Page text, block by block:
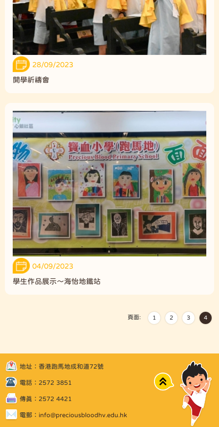
28/09/2023
開學祈禱會
04/09/2023
學生作品展示～海怡地鐵站
頁面: 1 2 3 4
地址：香港跑馬地成和道72號
電話：2572 3851
傳真：2572 4421
電郵： info@preciousbloodhv.edu.hk
Top